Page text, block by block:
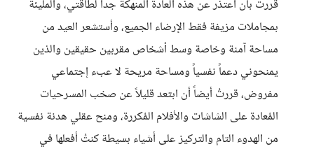
قررت بأن أعتذر عن هذه العادة المنهكة جداً لطاقتي، والمليئة
بمجاملات مزيفة فقط الإرضاء الجميع، وأستشعر العيد من
مساحة آمنة وخاصة وسط أشخاص مقربين حقيقين والذين
يمنحوني دعماً نفسياً ومساحة مريحة لا عبء إجتماعي
مفروض، قررتُ أيضاً أن ابتعد قليلاً عن صخب المسرحيات
المُعادة على الشاشات والأفلام المُكررة، ومنح عقلي هدنة نفسية
من الهدوء التام والتركيز على أشياء بسيطة كنتُ أفعلها في